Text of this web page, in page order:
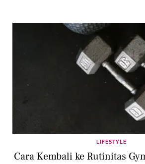
LIFESTYLE
Cara Kembali ke Rutinitas